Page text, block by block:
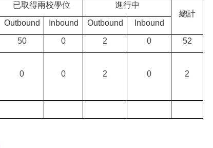
已取得兩校學位
進行中
總計
Outbound
Inbound Outbound Inbound
50 0 2 0 52
0 0 2 0 2